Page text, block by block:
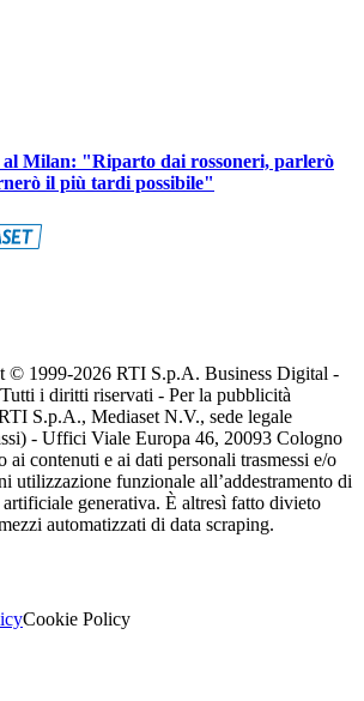
Milan: "Riparto dai rossoneri, parlerò
il più tardi possibile"
© 1999-2026 RTI S.p.A. Business Digital -
i diritti riservati - Per la pubblicità
S.p.A., Mediaset N.V., sede legale
- Uffici Viale Europa 46, 20093 Cologno
ai contenuti e ai dati personali trasmessi e/o
utilizzazione funzionale all’addestramento di
generativa. È altresì fatto divieto
automatizzati di data scraping.
Cookie Policy